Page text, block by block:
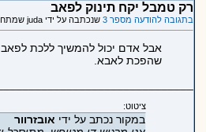
רק טמבל יקח תינוק לפאב
בתגובה להודעה מספר 3 שנכתבה על ידי juda שמתחילה ב "מסכים איתך... ובכל זאת..."
אבל אדם יכול להמשיך ללכת לפאב
שהפכת לאבא.
ציטוט:
במקור נכתב על ידי אובזרוור